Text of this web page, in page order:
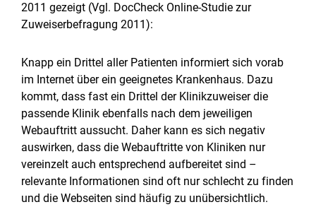
2011 gezeigt (Vgl. DocCheck Online-Studie zur
Zuweiserbefragung 2011):
Knapp ein Drittel aller Patienten informiert sich vorab
im Internet über ein geeignetes Krankenhaus. Dazu
kommt, dass fast ein Drittel der Klinikzuweiser die
passende Klinik ebenfalls nach dem jeweiligen
Webauftritt aussucht. Daher kann es sich negativ
auswirken, dass die Webauftritte von Kliniken nur
vereinzelt auch entsprechend aufbereitet sind –
relevante Informationen sind oft nur schlecht zu finden
und die Webseiten sind häufig zu unübersichtlich.